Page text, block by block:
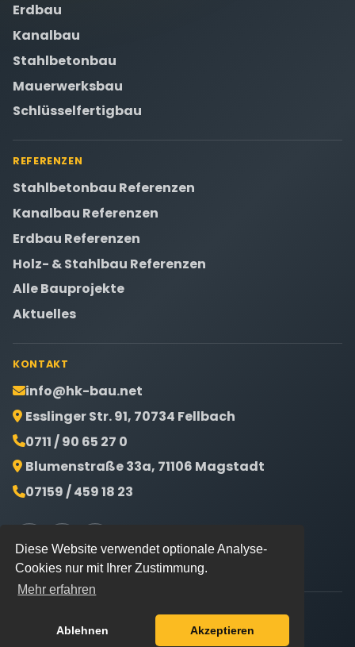
Diese Website verwendet optionale Analyse-
Cookies nur mit Ihrer Zustimmung.
Mehr erfahren
Ablehnen Akzeptieren
Erdbau
Kanalbau
Stahlbetonbau
Mauerwerksbau
Schlüsselfertigbau
REFERENZEN
Stahlbetonbau Referenzen
Kanalbau Referenzen
Erdbau Referenzen
Holz- & Stahlbau Referenzen
Alle Bauprojekte
Aktuelles
KONTAKT
info@hk-bau.net
Esslinger Str. 91, 70734 Fellbach
0711 / 90 65 27 0
Blumenstraße 33a, 71106 Magstadt
07159 / 459 18 23
H+K Bauunternehmung GmbH. Alle Rechte
vorbehalten.